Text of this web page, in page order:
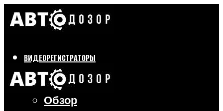
ВИДЕОРЕГИСТРАТОРЫ
Бренды
Выбор
Обзор